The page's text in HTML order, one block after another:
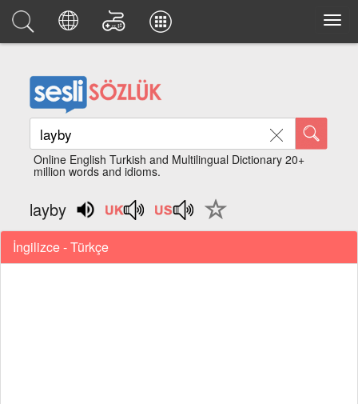
Online English Turkish and Multilingual Dictionary 20+
million words and idioms.
layby
İngilizce - Türkçe